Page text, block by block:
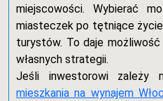
miejscowości. Wybierać
miasteczek po tętniące
turystów. To daje
własnych strategii.
Jeśli inwestorowi zależy
mieszkania na wynajem